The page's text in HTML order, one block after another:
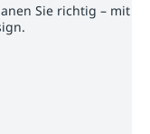
Sie richtig – mit